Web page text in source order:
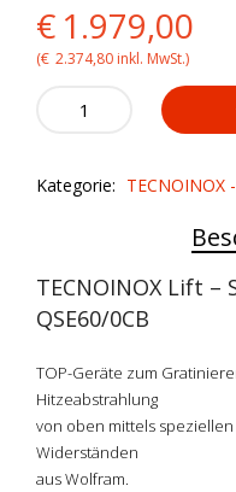
Original
price
was:
€ 1.979,00
(€ 2.374,80 inkl. MwSt.)
QSE60/0
Kategorie: TECNOINOX
TECNOINOX Lift –
QSE60/0CB
TOP-Geräte zum
Hitzeabstrahlung
von oben mittels
Widerständen
aus Wolfram.